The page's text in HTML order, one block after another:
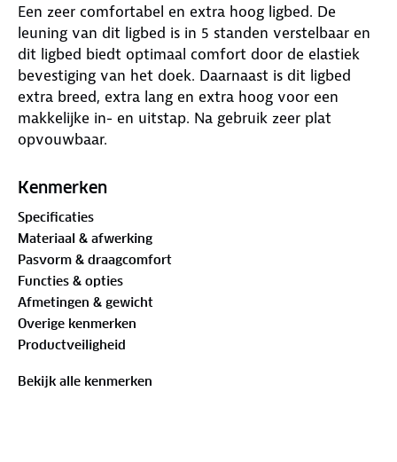
Een zeer comfortabel en extra hoog ligbed. De
leuning van dit ligbed is in 5 standen verstelbaar en
dit ligbed biedt optimaal comfort door de elastiek
bevestiging van het doek. Daarnaast is dit ligbed
extra breed, extra lang en extra hoog voor een
makkelijke in- en uitstap. Na gebruik zeer plat
opvouwbaar.
Kenmerken
Specificaties
Materiaal & afwerking
Pasvorm & draagcomfort
Functies & opties
Afmetingen & gewicht
Overige kenmerken
Productveiligheid
Bekijk alle kenmerken